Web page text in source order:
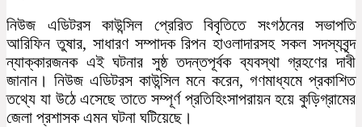
নিউজ এডিটরস কাউন্সিল প্রেরিত বিবৃতিতে সংগঠনের সভাপতি
আরিফিন তুষার, সাধারণ সম্পাদক রিপন হাওলাদারসহ সকল সদস্যবৃন্দ
ন্যাক্কারজনক এই ঘটনার সুষ্ঠ তদন্তপূর্বক ব্যবস্থা গ্রহণের দাবী
জানান। নিউজ এডিটরস কাউন্সিল মনে করেন, গণমাধ্যমে প্রকাশিত
তথ্যে যা উঠে এসেছে তাতে সম্পূর্ণ প্রতিহিংসাপরায়ন হয়ে কুড়িগ্রামের
জেলা প্রশাসক এমন ঘটনা ঘটিয়েছে।